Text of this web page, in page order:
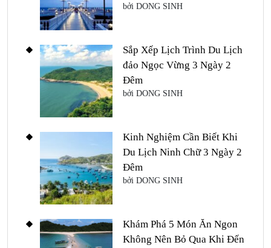
bởi DONG SINH
Sắp Xếp Lịch Trình Du Lịch
đảo Ngọc Vừng 3 Ngày 2
Đêm
bởi DONG SINH
Kinh Nghiệm Cần Biết Khi
Du Lịch Ninh Chữ 3 Ngày 2
Đêm
bởi DONG SINH
Khám Phá 5 Món Ăn Ngon
Không Nên Bỏ Qua Khi Đến